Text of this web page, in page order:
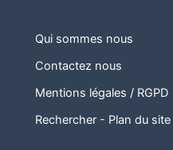
Qui sommes nous
Contactez nous
Mentions légales / RGPD
Rechercher- Plan du site